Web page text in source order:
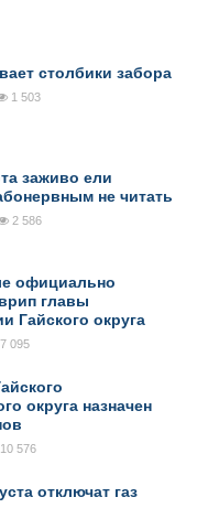
столбики забора
1 503
заживо ели
не читать
2 586
официально
главы
Гайского округа
7 095
округа назначен
10 576
отключат газ